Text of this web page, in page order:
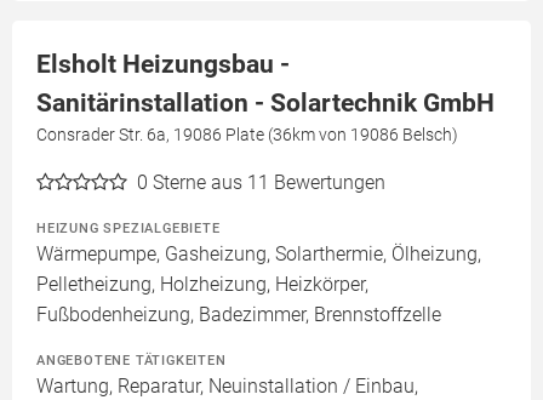
Elsholt Heizungsbau -
Sanitärinstallation - Solartechnik GmbH
Consrader Str. 6a, 19086 Plate (36km von 19086 Belsch)
0 Sterne aus 11 Bewertungen
HEIZUNG SPEZIALGEBIETE
Wärmepumpe, Gasheizung, Solarthermie, Ölheizung,
Pelletheizung, Holzheizung, Heizkörper,
Fußbodenheizung, Badezimmer, Brennstoffzelle
ANGEBOTENE TÄTIGKEITEN
Wartung, Reparatur, Neuinstallation / Einbau,